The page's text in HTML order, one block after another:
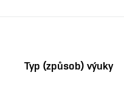
Typ (způsob) výuky